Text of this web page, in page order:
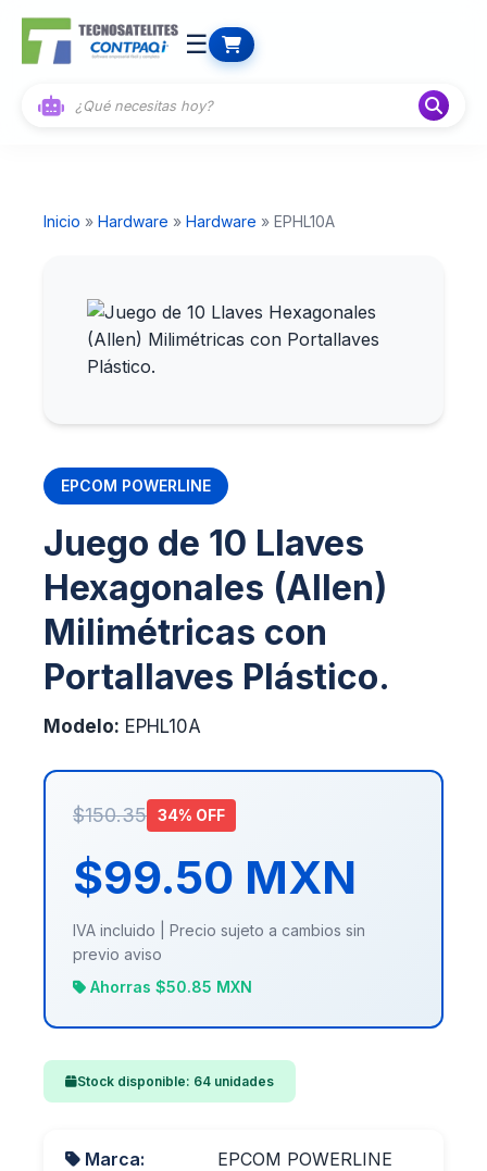
☰
Inicio » Hardware » Hardware » EPHL10A
EPCOM POWERLINE
Juego de 10 Llaves
Hexagonales (Allen)
Milimétricas con
Portallaves Plástico.
Modelo: EPHL10A
$150.35 34% OFF
$99.50 MXN
IVA incluido | Precio sujeto a cambios sin
previo aviso
Ahorras $50.85 MXN
Stock disponible: 64 unidades
Marca: EPCOM POWERLINE